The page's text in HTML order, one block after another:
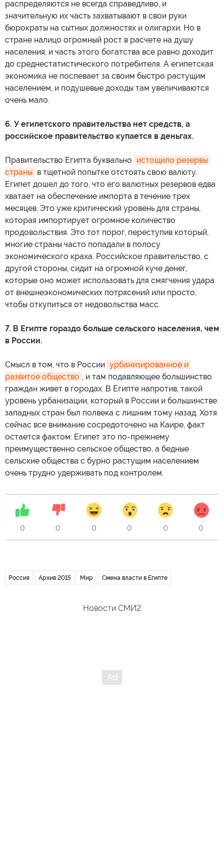
распределяются не всегда справедливо, и
значительную их часть захватывают в свои руки
бюрократы на сытных должностях и олигархи. Но в
стране налицо огромный рост в расчете на душу
населения, и часть этого богатства все равно доходит
до среднестатистического потребителя. А египетская
экономика не поспевает за своим быстро растущим
населением, и подушевые доходы там увеличиваются
очень мало.
6. У египетского правительства нет средств, а
российское правительство купается в деньгах.
Правительство Египта буквально истощило резервы
страны в тщетной попытке отстоять свою валюту.
Египет дошел до того, что его валютных резервов едва
хватает на обеспечение импорта в течение трех
месяцев. Это уже критический уровень для страны,
которая импортирует огромное количество
продовольствия. Это тот порог, переступив который,
многие страны часто попадали в полосу
экономического краха. Российское правительство, с
другой стороны, сидит на огромной куче денег,
которые оно может использовать для смягчения удара
от внешнеэкономических потрясений или просто,
чтобы откупиться от недовольства масс.
7. В Египте гораздо больше сельского населения, чем
в России.
Смысл в том, что в России урбанизированное и
развитое общество , и там подавляющее большинство
граждан живет в городах. В Египте напротив, такой
уровень урбанизации, который в России и большинстве
западных стран был полвека с лишним тому назад. Хотя
сейчас все внимание сосредоточено на Каире, факт
остается фактом: Египет это по-прежнему
преимущественно сельское общество, а бедные
сельские общества с бурно растущим населением
очень трудно удерживать под контролем.
0 0 0 0 0 0
Россия Архив 2015 Мир Смена власти в Египте
Новости СМИ2